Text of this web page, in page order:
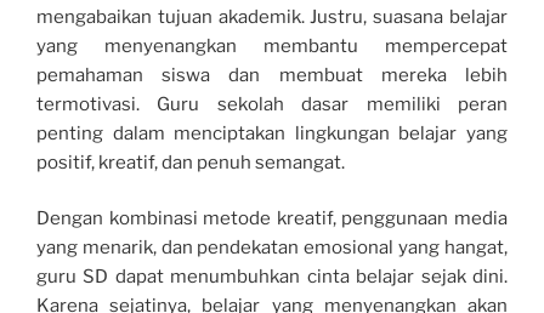
mengabaikan tujuan akademik. Justru, suasana belajar
yang menyenangkan membantu mempercepat
pemahaman siswa dan membuat mereka lebih
termotivasi. Guru sekolah dasar memiliki peran
penting dalam menciptakan lingkungan belajar yang
positif, kreatif, dan penuh semangat.
Dengan kombinasi metode kreatif, penggunaan media
yang menarik, dan pendekatan emosional yang hangat,
guru SD dapat menumbuhkan cinta belajar sejak dini.
Karena sejatinya, belajar yang menyenangkan akan